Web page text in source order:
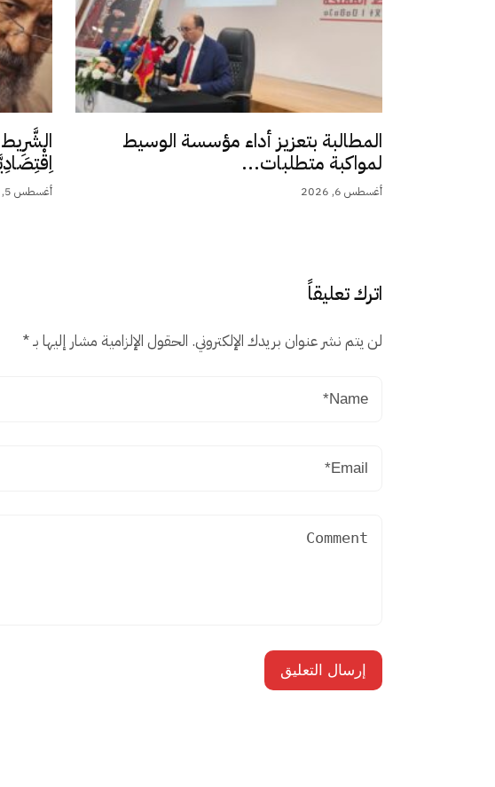
المطالبة بتعزيز أداء مؤسسة الوسيط
لمواكبة متطلبات...
أغسطس 6, 2026 أغسطس 5, 2026
اترك تعليقاً
لن يتم نشر عنوان بريدك الإلكتروني. الحقول الإلزامية مشار إليها بـ*